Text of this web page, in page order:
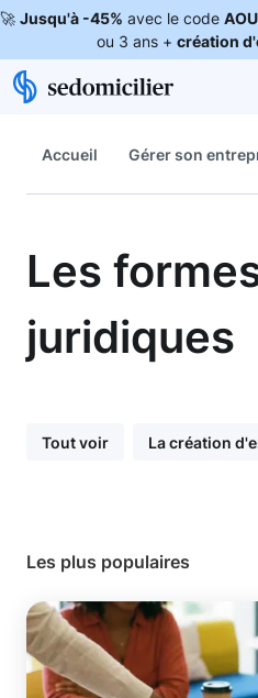
🚀 Jusqu'à -45% avec le code
ou 3 ans + création
Accueil Gérer son
Les
juridiques
Tout voir La création
Les plus populaires